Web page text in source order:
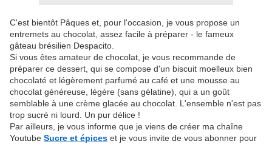
C'est bientôt Pâques et, pour l'occasion, je vous propose un
entremets au chocolat, assez facile à préparer - le fameux
gâteau brésilien Despacito.
Si vous êtes amateur de chocolat, je vous recommande de
préparer ce dessert, qui se compose d'un biscuit moelleux bien
chocolaté et légèrement parfumé au café et une mousse au
chocolat généreuse, légère (sans gélatine), qui a un goût
semblable à une crème glacée au chocolat. L'ensemble n'est pas
trop sucré ni lourd. Un pur délice !
Par ailleurs, je vous informe que je viens de créer ma chaîne
Youtube Sucre et épices et je vous invite de vous abonner pour